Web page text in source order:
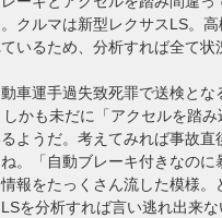
クルマは新型レクサスLS。
いるため、分析すれば全て状
車運手過失致死罪で送検とな
かも未だに「アクセルを踏
ようだ。考えてみれば事故直
。「自動ブレーキ付きなのに
報をたっくさん流した模様
を分析すれば言い逃れ出来な